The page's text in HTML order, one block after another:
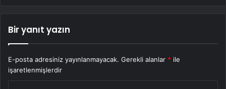
Bir yanıt yazın
E-posta adresiniz yayınlanmayacak. Gerekli alanlar * ile
işaretlenmişlerdir